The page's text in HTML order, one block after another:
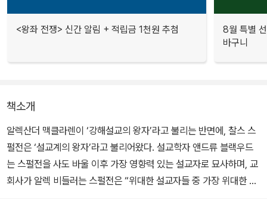
<왕좌 전쟁> 신간 알림 + 적립금 1천원 추첨
8월 특별
바구니
책소개
알렉산더 맥클라렌이 ‘강해설교의 왕자’라고 불리는 반면에, 찰스 스
펄전은 ‘설교계의 왕자’라고 불리어왔다. 설교학자 앤드류 블랙우드
는 스펄전을 사도 바울 이후 가장 영향력 있는 설교자로 묘사하며, 교
회사가 알렉 비들러는 스펄전은 “위대한 설교자들 중 가장 위대한 설